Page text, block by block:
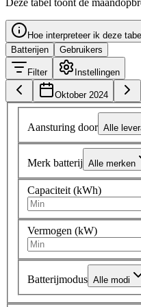
Hoe interpreteer ik deze
Batterijen
Gebruikers
Filter Instellingen
Oktober 2024
Aansturing door Alle
Merk batterij Alle merken
Capaciteit (kWh)
Vermogen (kW)
Batterijmodus Alle modi